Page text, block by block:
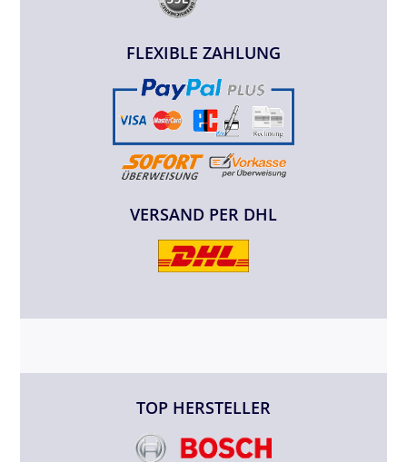
FLEXIBLE ZAHLUNG
VERSAND PER DHL
TOP HERSTELLER